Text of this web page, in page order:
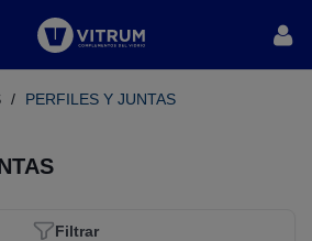
/ PERFILES Y JUNTAS
Filtrar